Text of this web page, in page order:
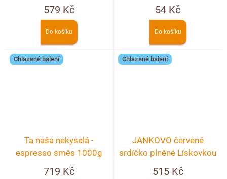
579 Kč
Do košíku
54 Kč
Do košíku
Chlazené balení
Ta naša nekyselá -
espresso směs 1000g
719 Kč
Chlazené balení
JANKOVO červené
srdíčko plněné Lískovkou
v KRABIČCE
515 Kč